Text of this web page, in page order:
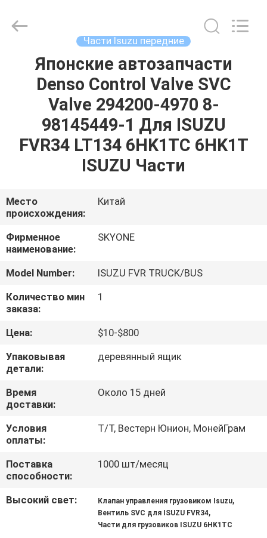
ДОМ
ПРОДУКТЫ
ПУТЕШЕСТВИЕ
ФАБРИКИ
ПРОВЕРКА
КАЧЕСТВА
СВЯЖИТЕСЬ
МЫ
НОВОСТИ
СПРОСИТЕ
ЦИТАТУ
КАРТА
САЙТА
Части Isuzu передние
Японские автозапчасти
Denso Control Valve SVC
Valve 294200-4970 8-
98145449-1 Для ISUZU
FVR34 LT134 6HK1TC 6HK1T
ISUZU Части
Место
происхождения:
Китай
Фирменное
наименование:
SKYONE
Model Number:
ISUZU FVR TRUCK/BUS
Количество мин
заказа:
1
Цена:
$10-$800
Упаковывая
детали:
деревянный ящик
Время
доставки:
Около 15 дней
Условия
оплаты:
Т/Т, Вестерн Юнион, МонейГрам
Поставка
способности:
1000 шт/месяц
Высокий свет: Клапан управления грузовиком Isuzu,
Вентиль SVC для ISUZU FVR34,
Части для грузовиков ISUZU 6HK1TC